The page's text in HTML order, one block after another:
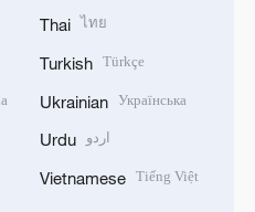
Thai ไทย
Turkish Türkçe
Ukrainian Українська
Urdu اردو
Vietnamese Tiếng Việt